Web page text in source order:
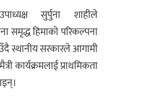
सुर्पुना शाहीले
समृद्ध हिमाको परिकल्पना
स्थानीय सरकारले आगामी
कार्यक्रमलाई प्राथमिकता